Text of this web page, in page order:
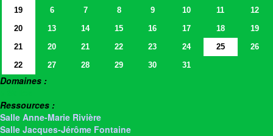
19
6 7 8 9 10 11
12
20
13 14 15 16 17 18
19
21
20 21 22 23 24 25
26
22
27 28 29 30 31
Domaines :
Ressources :
Salle Anne-Marie Rivière
Salle Jacques-Jérôme Fontaine